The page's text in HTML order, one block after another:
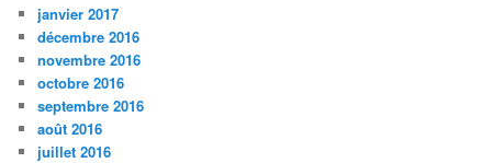
janvier 2017
décembre 2016
novembre 2016
octobre 2016
septembre 2016
août 2016
juillet 2016